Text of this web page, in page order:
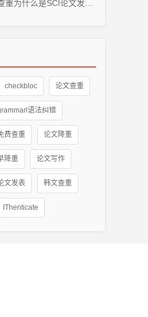
checkbloc 论文查重
语法纠错
费查重 论文降重
降重 论文写作
文发表 韩文查重
IThenticate